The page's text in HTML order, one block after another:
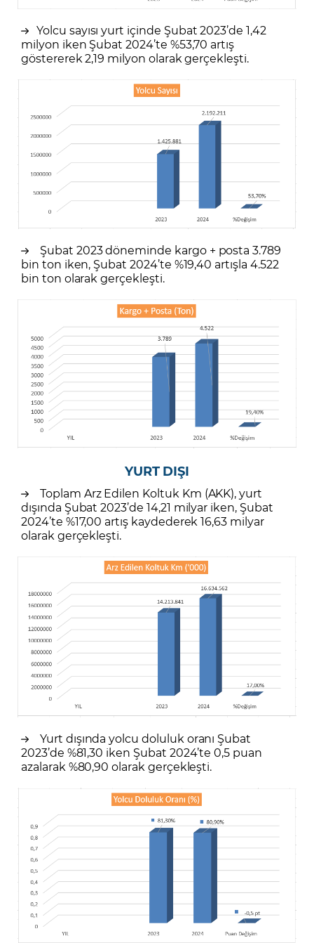
Yolcu sayısı yurt içinde Şubat 2023’de 1,42
milyon iken Şubat 2024’te %53,70 artış
göstererek 2,19 milyon olarak gerçekleşti.
Şubat 2023 döneminde kargo + posta 3.789
bin ton iken, Şubat 2024’te %19,40 artışla 4.522
bin ton olarak gerçekleşti.
YURT DIŞI
Toplam Arz Edilen Koltuk Km (AKK), yurt
dışında Şubat 2023’de 14,21 milyar iken, Şubat
2024’te %17,00 artış kaydederek 16,63 milyar
olarak gerçekleşti.
Yurt dışında yolcu doluluk oranı Şubat
2023’de %81,30 iken Şubat 2024’te 0,5 puan
azalarak %80,90 olarak gerçekleşti.